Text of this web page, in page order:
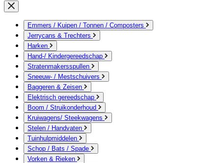
Emmers / Kuipen / Tonnen / Composters
Jerrycans & Trechters
Harken
Hand-/ Kindergereedschap
Stratenmakersspullen
Sneeuw- / Mestschuivers
Baggeren & Zeisen
Elektrisch gereedschap
Boom / Struikonderhoud
Kruiwagens/ Steekwagens
Stelen / Handvaten
Tuinhulpmiddelen
Schop / Bats / Spade
Vorken & Rieken